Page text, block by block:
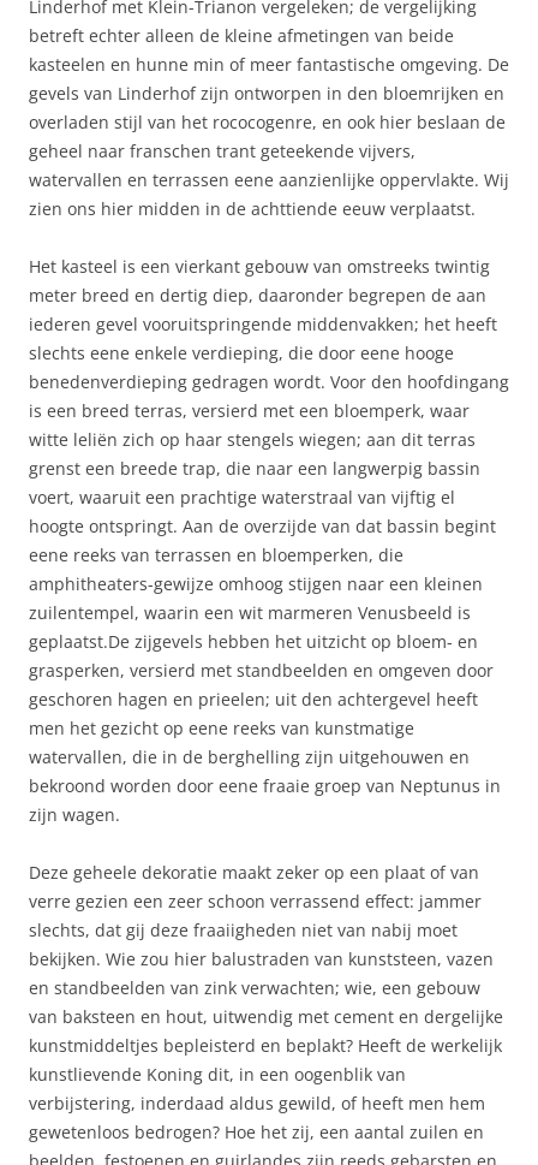
Linderhof met Klein-Trianon vergeleken; de vergelijking
betreft echter alleen de kleine afmetingen van beide
kasteelen en hunne min of meer fantastische omgeving. De
gevels van Linderhof zijn ontworpen in den bloemrijken en
overladen stijl van het rococogenre, en ook hier beslaan de
geheel naar franschen trant geteekende vijvers,
watervallen en terrassen eene aanzienlijke oppervlakte. Wij
zien ons hier midden in de achttiende eeuw verplaatst.
Het kasteel is een vierkant gebouw van omstreeks twintig
meter breed en dertig diep, daaronder begrepen de aan
iederen gevel vooruitspringende middenvakken; het heeft
slechts eene enkele verdieping, die door eene hooge
benedenverdieping gedragen wordt. Voor den hoofdingang
is een breed terras, versierd met een bloemperk, waar
witte leliën zich op haar stengels wiegen; aan dit terras
grenst een breede trap, die naar een langwerpig bassin
voert, waaruit een prachtige waterstraal van vijftig el
hoogte ontspringt. Aan de overzijde van dat bassin begint
eene reeks van terrassen en bloemperken, die
amphitheaters-gewijze omhoog stijgen naar een kleinen
zuilentempel, waarin een wit marmeren Venusbeeld is
geplaatst.De zijgevels hebben het uitzicht op bloem- en
grasperken, versierd met standbeelden en omgeven door
geschoren hagen en prieelen; uit den achtergevel heeft
men het gezicht op eene reeks van kunstmatige
watervallen, die in de berghelling zijn uitgehouwen en
bekroond worden door eene fraaie groep van Neptunus in
zijn wagen.
Deze geheele dekoratie maakt zeker op een plaat of van
verre gezien een zeer schoon verrassend effect: jammer
slechts, dat gij deze fraaiigheden niet van nabij moet
bekijken. Wie zou hier balustraden van kunststeen, vazen
en standbeelden van zink verwachten; wie, een gebouw
van baksteen en hout, uitwendig met cement en dergelijke
kunstmiddeltjes bepleisterd en beplakt? Heeft de werkelijk
kunstlievende Koning dit, in een oogenblik van
verbijstering, inderdaad aldus gewild, of heeft men hem
gewetenloos bedrogen? Hoe het zij, een aantal zuilen en